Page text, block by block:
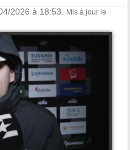
2026 à 18:53.
Mis à jour le